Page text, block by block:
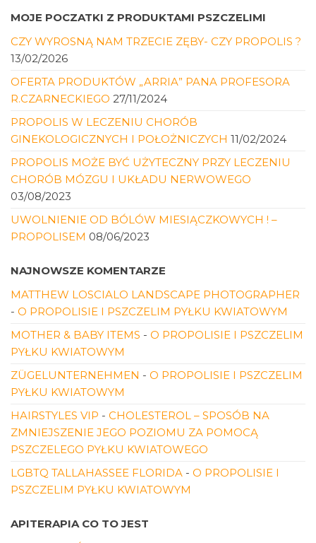
MOJE POCZATKI Z PRODUKTAMI PSZCZELIMI
CZY WYROSNĄ NAM TRZECIE ZĘBY- CZY PROPOLIS ?
13/02/2026
OFERTA PRODUKTÓW „ARRIA” PANA PROFESORA
R.CZARNECKIEGO 27/11/2024
PROPOLIS W LECZENIU CHORÓB
GINEKOLOGICZNYCH I POŁOŻNICZYCH 11/02/2024
PROPOLIS MOŻE BYĆ UŻYTECZNY PRZY LECZENIU
CHORÓB MÓZGU I UKŁADU NERWOWEGO
03/08/2023
UWOLNIENIE OD BÓLÓW MIESIĄCZKOWYCH ! –
PROPOLISEM 08/06/2023
NAJNOWSZE KOMENTARZE
MATTHEW LOSCIALO LANDSCAPE PHOTOGRAPHER
- O PROPOLISIE I PSZCZELIM PYŁKU KWIATOWYM
MOTHER & BABY ITEMS - O PROPOLISIE I PSZCZELIM
PYŁKU KWIATOWYM
ZÜGELUNTERNEHMEN - O PROPOLISIE I PSZCZELIM
PYŁKU KWIATOWYM
HAIRSTYLES VIP - CHOLESTEROL – SPOSÓB NA
ZMNIEJSZENIE JEGO POZIOMU ZA POMOCĄ
PSZCZELEGO PYŁKU KWIATOWEGO
LGBTQ TALLAHASSEE FLORIDA - O PROPOLISIE I
PSZCZELIM PYŁKU KWIATOWYM
APITERAPIA CO TO JEST